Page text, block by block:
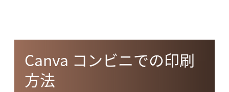
Canva コンビニでの印刷
方法